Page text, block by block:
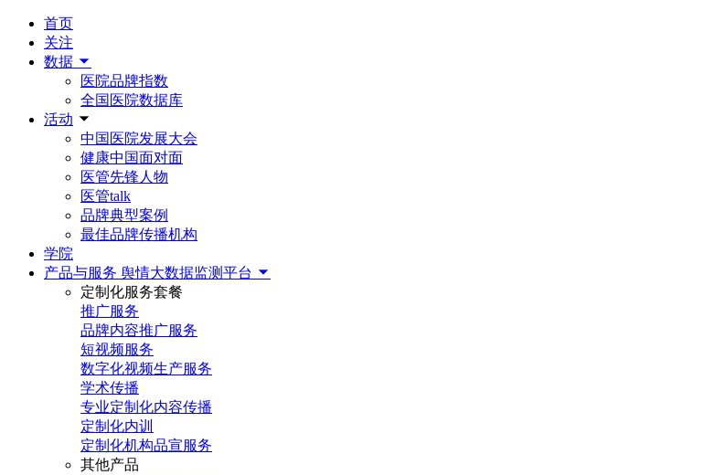
首页
关注
数据
医院品牌指数
全国医院数据库
活动
中国医院发展大会
健康中国面对面
医管先锋人物
医管talk
品牌典型案例
最佳品牌传播机构
学院
产品与服务 舆情大数据监测平台
定制化服务套餐
推广服务
品牌内容推广服务
短视频服务
数字化视频生产服务
学术传播
专业定制化内容传播
定制化内训
定制化机构品宣服务
其他产品